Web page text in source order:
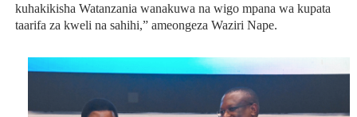
kuhakikisha Watanzania wanakuwa na wigo mpana wa kupata
taarifa za kweli na sahihi,” ameongeza Waziri Nape.